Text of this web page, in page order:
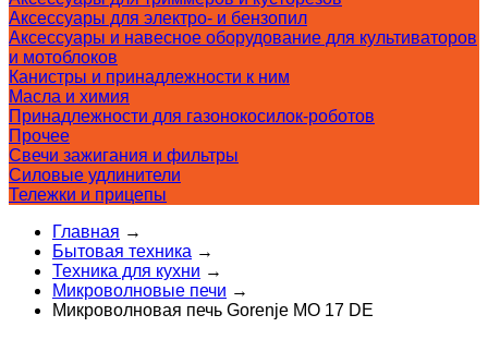
Аксессуары для электро- и бензопил
Аксессуары и навесное оборудование для культиваторов
и мотоблоков
Канистры и принадлежности к ним
Масла и химия
Принадлежности для газонокосилок-роботов
Прочее
Свечи зажигания и фильтры
Силовые удлинители
Тележки и прицепы
Главная →
Бытовая техника →
Техника для кухни →
Микроволновые печи →
Микроволновая печь Gorenje MO 17 DE